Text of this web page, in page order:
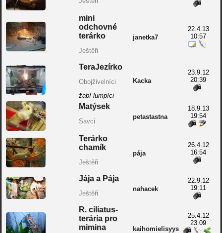
mini
odchovné
terárko
Ještěři
janetka7
22.4.13
10:57
TeraJezírko
Obojživelníci
žabí lumpíci
Kacka
23.9.12
20:39
Matýsek
Savci
petastastna
18.9.13
19:54
Terárko
chamík
Ještěři
pája
26.4.12
16:54
Jája a Pája
Ještěři
nahacek
22.9.12
19:11
R. ciliatus-
terária pro
mimina
kaihomielisyys
25.4.12
23:09